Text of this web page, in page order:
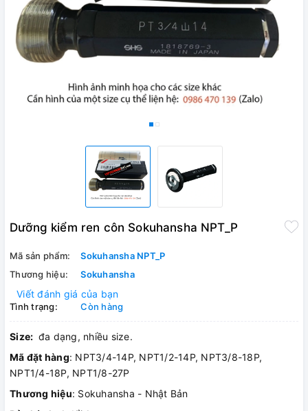
Dưỡng kiểm ren côn Sokuhansha NPT_P
Mã sản phẩm:
Sokuhansha NPT_P
Thương hiệu:
Sokuhansha
Viết đánh giá của bạn
Tình trạng: Còn hàng
Size: đa dạng, nhiều size.
Mã đặt hàng: NPT3/4-14P, NPT1/2-14P, NPT3/8-18P,
NPT1/4-18P, NPT1/8-27P
Thương hiệu: Sokuhansha - Nhật Bản